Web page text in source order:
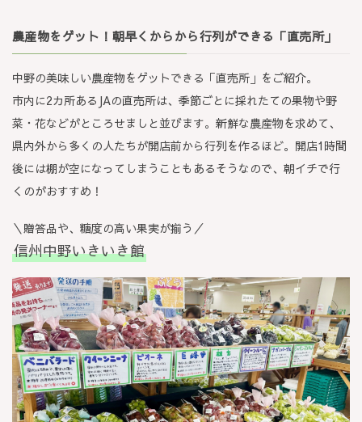
農産物をゲット！朝早くからから行列ができる「直売所」
中野の美味しい農産物をゲットできる「直売所」をご紹介。
市内に2カ所あるJAの直売所は、季節ごとに採れたての果物や野
菜・花などがところせましと並びます。新鮮な農産物を求めて、
県内外から多くの人たちが開店前から行列を作るほど。開店1時間
後には棚が空になってしまうこともあるそうなので、朝イチで行
くのがおすすめ！
＼贈答品や、糖度の高い果実が揃う／
信州中野いきいき館